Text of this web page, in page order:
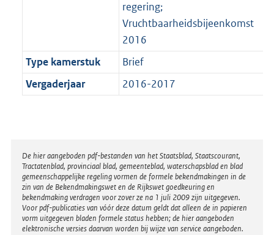
regering;
Vruchtbaarheidsbijeenkomst
2016
Type kamerstuk
Brief
Vergaderjaar
2016-2017
Disclaimer
De hier aangeboden pdf-bestanden van het Staatsblad, Staatscourant,
Tractatenblad, provinciaal blad, gemeenteblad, waterschapsblad en blad
gemeenschappelijke regeling vormen de formele bekendmakingen in de
zin van de Bekendmakingswet en de Rijkswet goedkeuring en
bekendmaking verdragen voor zover ze na 1 juli 2009 zijn uitgegeven.
Voor pdf-publicaties van vóór deze datum geldt dat alleen de in papieren
vorm uitgegeven bladen formele status hebben; de hier aangeboden
elektronische versies daarvan worden bij wijze van service aangeboden.